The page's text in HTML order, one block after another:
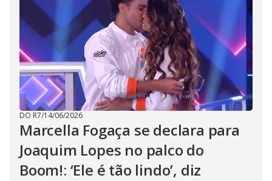
DO R7/14/06/2026
Marcella Fogaça se declara para
Joaquim Lopes no palco do
Boom!: ‘Ele é tão lindo’, diz